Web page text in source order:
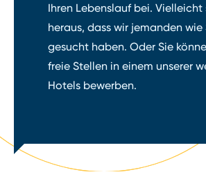
Ihren Lebenslauf bei.
heraus, dass wir jemanden wie
gesucht haben. Oder Sie
freie Stellen in einem unserer
Hotels bewerben.